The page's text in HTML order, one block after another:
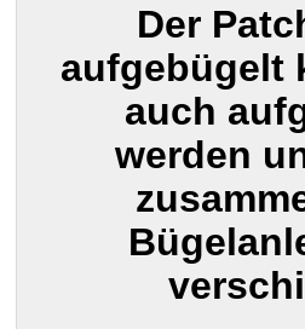
Der
aufgebügelt
auch
werden